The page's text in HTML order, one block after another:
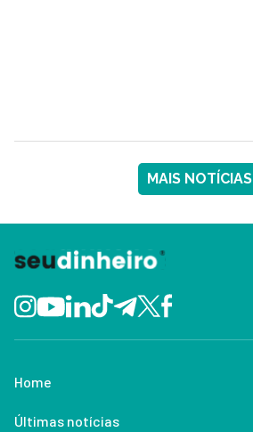
MAIS NOTÍCIAS
Home
Últimas notícias